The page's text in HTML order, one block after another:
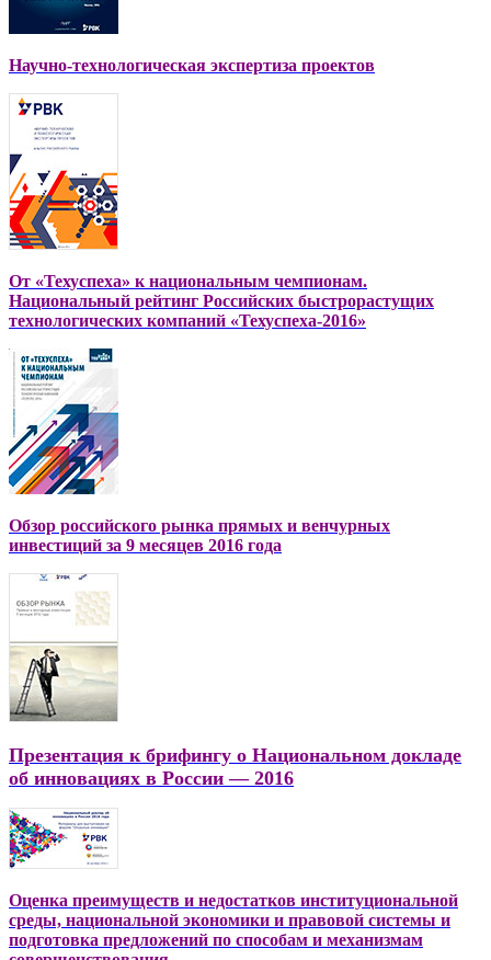
Научно-технологическая экспертиза проектов
От «Техуспеха» к национальным чемпионам.
Национальный рейтинг Российских быстрорастущих
технологических компаний «Техуспеха-2016»
Обзор российского рынка прямых и венчурных
инвестиций за 9 месяцев 2016 года
Презентация к брифингу о Национальном докладе
об инновациях в России — 2016
Оценка преимуществ и недостатков институциональной
среды, национальной экономики и правовой системы и
подготовка предложений по способам и механизмам